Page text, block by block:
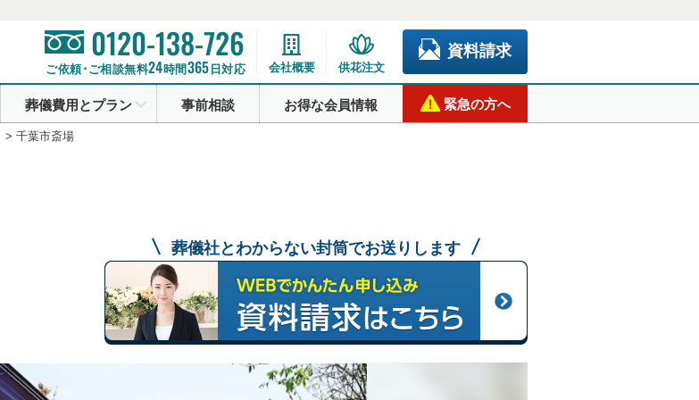
0120-138-726
ご依頼･ご相談無料24時間 365 日対応 会社概要 供花注文
資料請求
葬儀費用とプラン 事前相談 お得な会員情報 緊急の方へ
> 千葉市斎場
葬儀社とわからない封筒でお送りします